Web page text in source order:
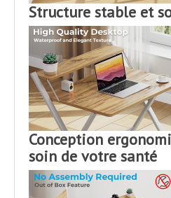
Structure stable et
Conception
soin de votre santé